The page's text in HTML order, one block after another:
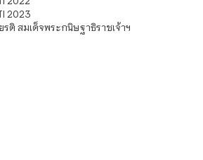
2023
รติ สมเด็จพระกนิษฐาธิราชเจ้าฯ